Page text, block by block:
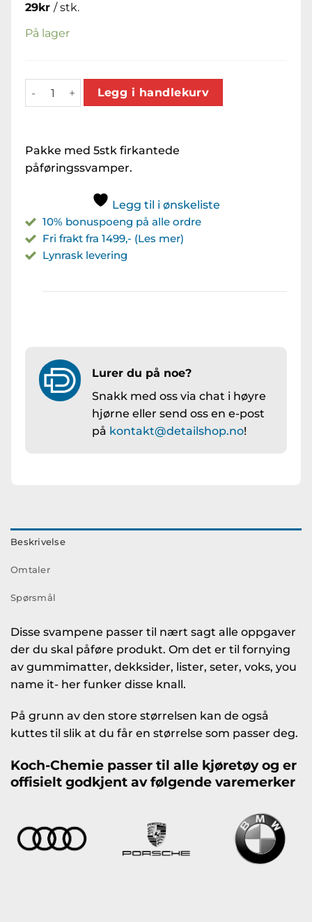
29kr / stk.
På lager
Koch-Chemie Påføringssvamp Firkantet 5pk antall
Legg i handlekurv
Pakke med 5stk firkantede
påføringssvamper.
Legg til i ønskeliste
10% bonuspoeng på alle ordre
Fri frakt fra 1499,- (Les mer)
Lynrask levering
Lurer du på noe?
Snakk med oss via chat i høyre
hjørne eller send oss en e-post
på kontakt@detailshop.no!
Beskrivelse
Omtaler
Spørsmål
Disse svampene passer til nært sagt alle oppgaver
der du skal påføre produkt. Om det er til fornying
av gummimatter, dekksider, lister, seter, voks, you
name it- her funker disse knall.
På grunn av den store størrelsen kan de også
kuttes til slik at du får en størrelse som passer deg.
Koch-Chemie passer til alle kjøretøy og er
offisielt godkjent av følgende varemerker